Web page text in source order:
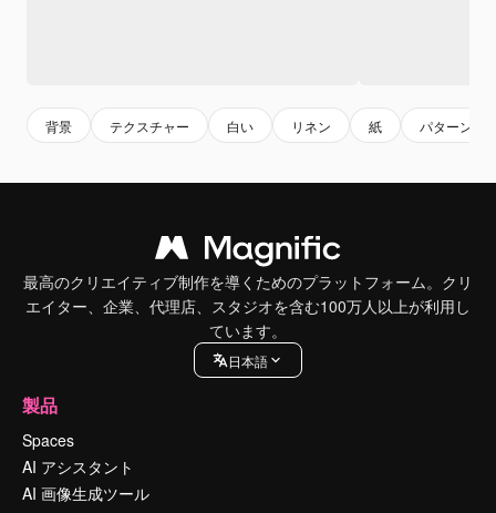
背景 テクスチャー 白い リネン 紙 パターン
最高のクリエイティブ制作を導くためのプラットフォーム。クリ
エイター、企業、代理店、スタジオを含む100万人以上が利用し
ています。
日本語
製品
Spaces
AI アシスタント
AI 画像生成ツール